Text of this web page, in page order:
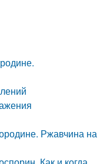
Ржавчина на